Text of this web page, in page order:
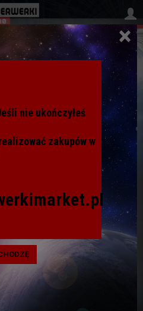
×
zakupów w
kontur
metaliczne